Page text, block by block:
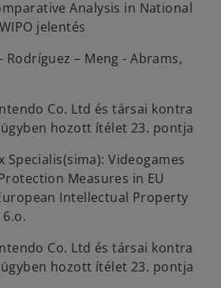
Analysis in National
jelentés
Rodríguez – Meng - Abrams,
Co. Ltd és társai kontra
ügyben hozott ítélet 23. pontja
Specialis(sima): Videogames
Measures in EU
Intellectual Property
6.o.
Co. Ltd és társai kontra
ügyben hozott ítélet 23. pontja